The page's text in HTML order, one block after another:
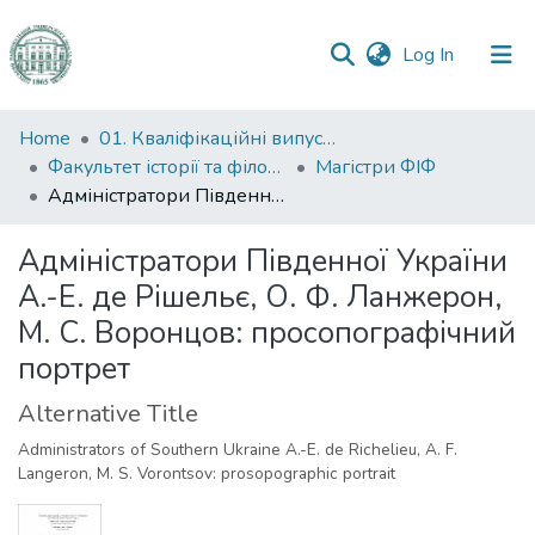
Log In (current)
Communities
&
Collections
Statistics
Home
01. Кваліфікаційні випускні роботи здобувачів вищої освіти
Факультет історії та філософії
Магістри ФІФ
Адміністратори Південної України А.-Е. де Рішельє, О. Ф. Ланжерон, М. С. Воронцов: просопографічний портрет
Адміністратори Південної України
А.-Е. де Рішельє, О. Ф. Ланжерон,
М. С. Воронцов: просопографічний
портрет
Alternative Title
Administrators of Southern Ukraine A.-E. de Richelieu, A. F.
Langeron, M. S. Vorontsov: prosopographic portrait